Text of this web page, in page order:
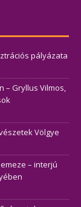
pályázata
– Gryllus Vilmos,
Völgye
– interjú